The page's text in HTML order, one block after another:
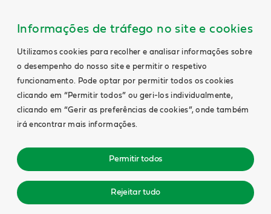
Informações de tráfego no site e cookies
Utilizamos cookies para recolher e analisar informações sobre
o desempenho do nosso site e permitir o respetivo
funcionamento. Pode optar por permitir todos os cookies
clicando em “Permitir todos” ou geri-los individualmente,
clicando em “Gerir as preferências de cookies”, onde também
irá encontrar mais informações.
Permitir todos
Rejeitar tudo